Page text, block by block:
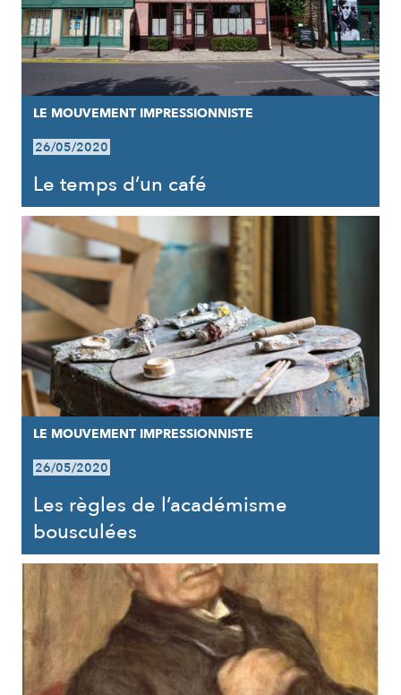
LE MOUVEMENT IMPRESSIONNISTE
26/05/2020
Le temps d’un café
LE MOUVEMENT IMPRESSIONNISTE
26/05/2020
Les règles de l’académisme
bousculées